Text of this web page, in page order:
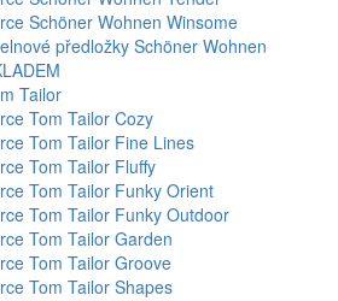
Schöner Wohnen Winsome
předložky Schöner Wohnen
Tailor
Tom Tailor Cozy
Tom Tailor Fine Lines
Tom Tailor Fluffy
Tom Tailor Funky Orient
Tom Tailor Funky Outdoor
Tom Tailor Garden
Tom Tailor Groove
Tom Tailor Shapes